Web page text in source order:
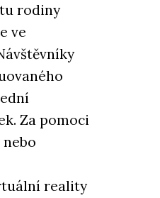
rodiny
ve
Za pomoci
reality